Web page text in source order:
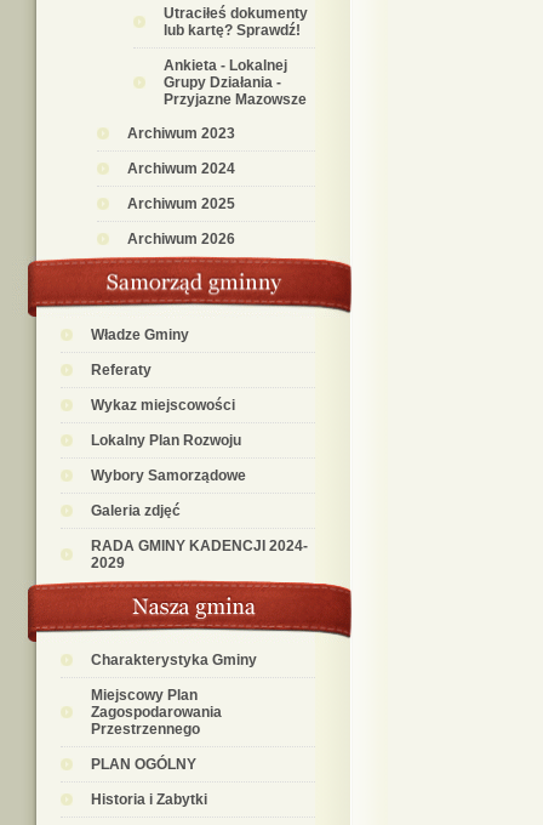
Utraciłeś dokumenty
lub kartę? Sprawdź!
Ankieta - Lokalnej
Grupy Działania -
Przyjazne Mazowsze
Archiwum 2023
Archiwum 2024
Archiwum 2025
Archiwum 2026
Władze Gminy
Referaty
Wykaz miejscowości
Lokalny Plan Rozwoju
Wybory Samorządowe
Galeria zdjęć
RADA GMINY KADENCJI 2024-
2029
Charakterystyka Gminy
Miejscowy Plan
Zagospodarowania
Przestrzennego
PLAN OGÓLNY
Historia i Zabytki